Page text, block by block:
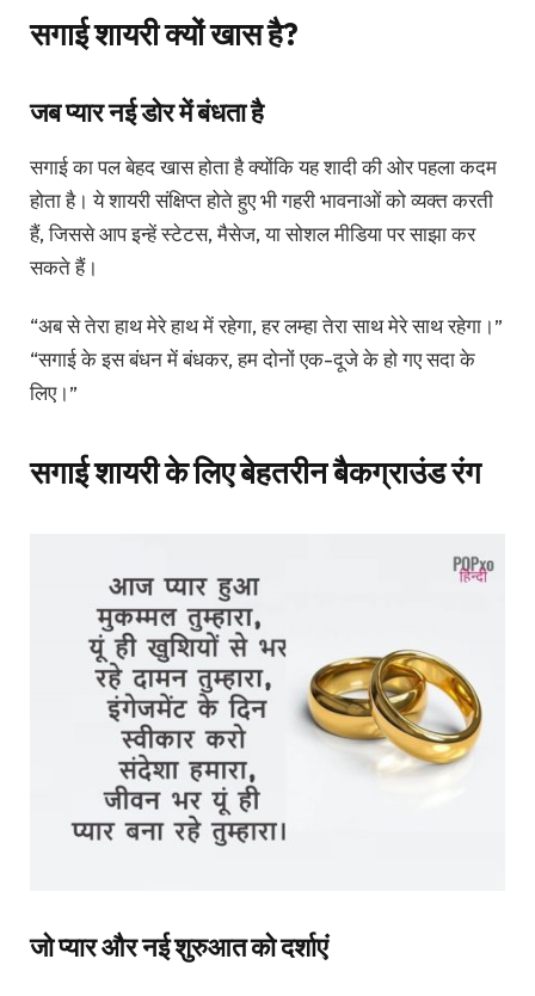
सगाई शायरी क्यों खास है?
जब प्यार नई डोर में बंधता है
सगाई का पल बेहद खास होता है क्योंकि यह शादी की ओर पहला कदम
होता है। ये शायरी संक्षिप्त होते हुए भी गहरी भावनाओं को व्यक्त करती
हैं, जिससे आप इन्हें स्टेटस, मैसेज, या सोशल मीडिया पर साझा कर
सकते हैं।
“अब से तेरा हाथ मेरे हाथ में रहेगा, हर लम्हा तेरा साथ मेरे साथ रहेगा।”
“सगाई के इस बंधन में बंधकर, हम दोनों एक-दूजे के हो गए सदा के
लिए।”
सगाई शायरी के लिए बेहतरीन बैकग्राउंड रंग
जो प्यार और नई शुरुआत को दर्शाएं